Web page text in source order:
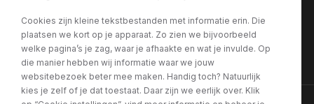
Argon 25
Routebeschrijving
8:00 - 17:00
7 dagen per week
geopend
Cookies zijn kleine tekstbestanden met informatie erin. Die
plaatsen we kort op je apparaat. Zo zien we bijvoorbeeld
welke pagina’s je zag, waar je afhaakte en wat je invulde. Op
die manier hebben wij informatie waar we jouw
websitebezoek beter mee maken. Handig toch? Natuurlijk
kies je zelf of je dat toestaat. Daar zijn we eerlijk over. Klik